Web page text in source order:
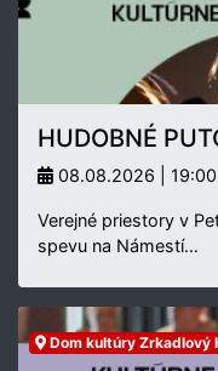
HUDOBNÉ
08.08.2026 | 19:00
Verejné priestory v
spevu na Námestí…
Dom kultúry Zrkadlový